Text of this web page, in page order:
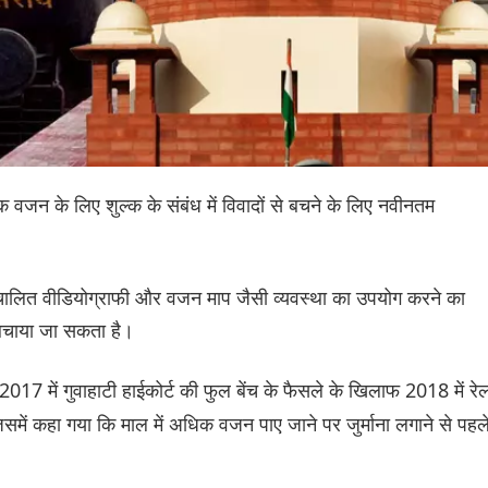
वजन के लिए शुल्क के संबंध में विवादों से बचने के लिए नवीनतम
वीडियोग्राफी और वजन माप जैसी व्यवस्था का उपयोग करने का
जा सकता है।
में गुवाहाटी हाईकोर्ट की फुल बेंच के फैसले के खिलाफ 2018 में
कहा गया कि माल में अधिक वजन पाए जाने पर जुर्माना लगाने से